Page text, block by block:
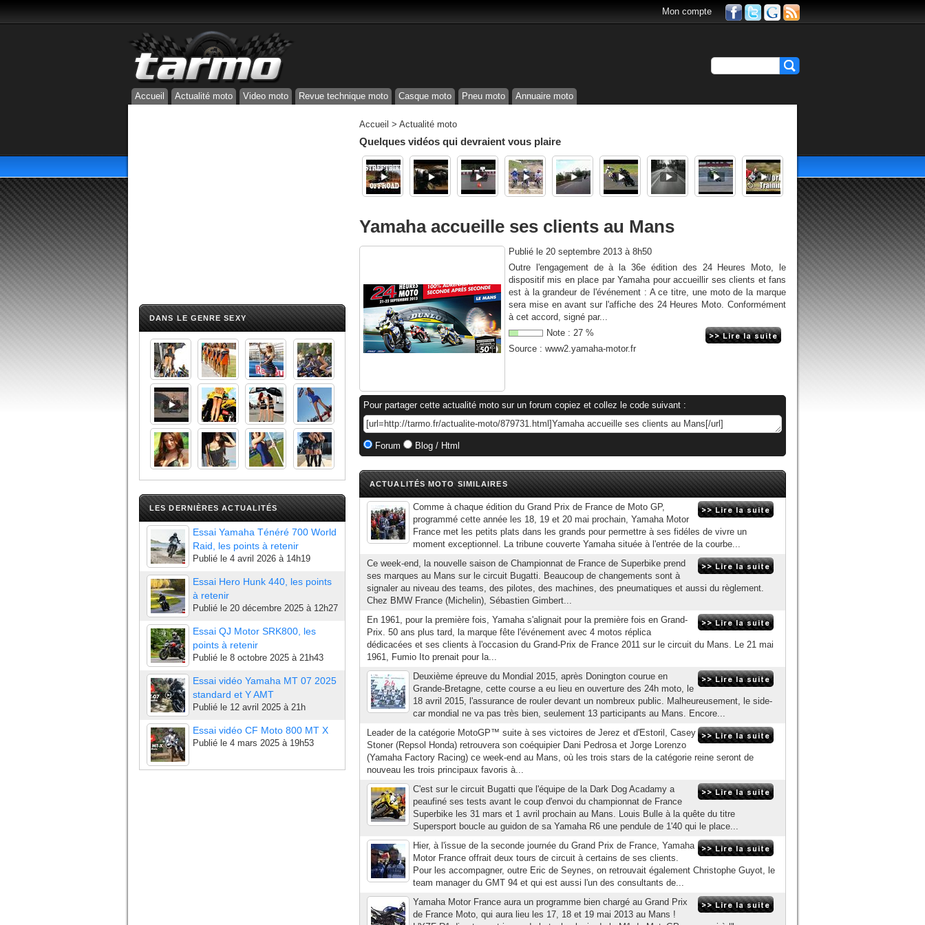
Mon compte
Accueil Actualité moto Video moto Revue technique moto Casque moto Pneu moto Annuaire moto
DANS LE GENRE SEXY
LES DERNIÈRES ACTUALITÉS
Essai Yamaha Ténéré 700 World
Raid, les points à retenir
Publié le 4 avril 2026 à 14h19
Essai Hero Hunk 440, les points
à retenir
Publié le 20 décembre 2025 à 12h27
Essai QJ Motor SRK800, les
points à retenir
Publié le 8 octobre 2025 à 21h43
Essai vidéo Yamaha MT 07 2025
standard et Y AMT
Publié le 12 avril 2025 à 21h
Essai vidéo CF Moto 800 MT X
Publié le 4 mars 2025 à 19h53
Accueil > Actualité moto
Quelques vidéos qui devraient vous plaire
Yamaha accueille ses clients au Mans
Publié le 20 septembre 2013 à 8h50
Outre l'engagement de à la 36e édition des 24 Heures Moto, le
dispositif mis en place par Yamaha pour accueillir ses clients et fans
est à la grandeur de l'événement : A ce titre, une moto de la marque
sera mise en avant sur l'affiche des 24 Heures Moto. Conformément
à cet accord, signé par...
Note : 27 %
Source : www2.yamaha-motor.fr
Pour partager cette actualité moto sur un forum copiez et collez le code suivant :
Forum Blog / Html
ACTUALITÉS MOTO SIMILAIRES
Comme à chaque édition du Grand Prix de France de Moto GP,
programmé cette année les 18, 19 et 20 mai prochain, Yamaha Motor
France met les petits plats dans les grands pour permettre à ses fidéles de vivre un
moment exceptionnel. La tribune couverte Yamaha située à l'entrée de la courbe...
Ce week-end, la nouvelle saison de Championnat de France de Superbike prend
ses marques au Mans sur le circuit Bugatti. Beaucoup de changements sont à
signaler au niveau des teams, des pilotes, des machines, des pneumatiques et aussi du règlement.
Chez BMW France (Michelin), Sébastien Gimbert...
En 1961, pour la première fois, Yamaha s'alignait pour la première fois en Grand-
Prix. 50 ans plus tard, la marque fête l'événement avec 4 motos réplica
dédicacées et ses clients à l'occasion du Grand-Prix de France 2011 sur le circuit du Mans. Le 21 mai
1961, Fumio Ito prenait pour la...
Deuxième épreuve du Mondial 2015, après Donington courue en
Grande-Bretagne, cette course a eu lieu en ouverture des 24h moto, le
18 avril 2015, l'assurance de rouler devant un nombreux public. Malheureusement, le side-
car mondial ne va pas très bien, seulement 13 participants au Mans. Encore...
Leader de la catégorie MotoGP™ suite à ses victoires de Jerez et d'Estoril, Casey
Stoner (Repsol Honda) retrouvera son coéquipier Dani Pedrosa et Jorge Lorenzo
(Yamaha Factory Racing) ce week-end au Mans, où les trois stars de la catégorie reine seront de
nouveau les trois principaux favoris à...
C'est sur le circuit Bugatti que l'équipe de la Dark Dog Acadamy a
peaufiné ses tests avant le coup d'envoi du championnat de France
Superbike les 31 mars et 1 avril prochain au Mans. Louis Bulle à la quête du titre
Supersport boucle au guidon de sa Yamaha R6 une pendule de 1'40 qui le place...
Hier, à l'issue de la seconde journée du Grand Prix de France, Yamaha
Motor France offrait deux tours de circuit à certains de ses clients.
Pour les accompagner, outre Eric de Seynes, on retrouvait également Christophe Guyot, le
team manager du GMT 94 et qui est aussi l'un des consultants de...
Yamaha Motor France aura un programme bien chargé au Grand Prix
de France Moto, qui aura lieu les 17, 18 et 19 mai 2013 au Mans !